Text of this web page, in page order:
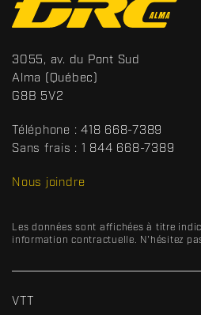
o
n
t
a
c
S
p
o
t
s
R
3055, av. du Pont Sud
Alma (Québec)
G8B 5V2
Téléphone : 418 668-7389
Sans frais : 1 844 668-7389
Nous joindre
Les données sont affichées à titre
information contractuelle. N'hésitez
VTT